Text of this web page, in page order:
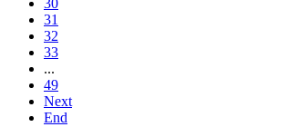
30
31
32
33
...
49
Next
End